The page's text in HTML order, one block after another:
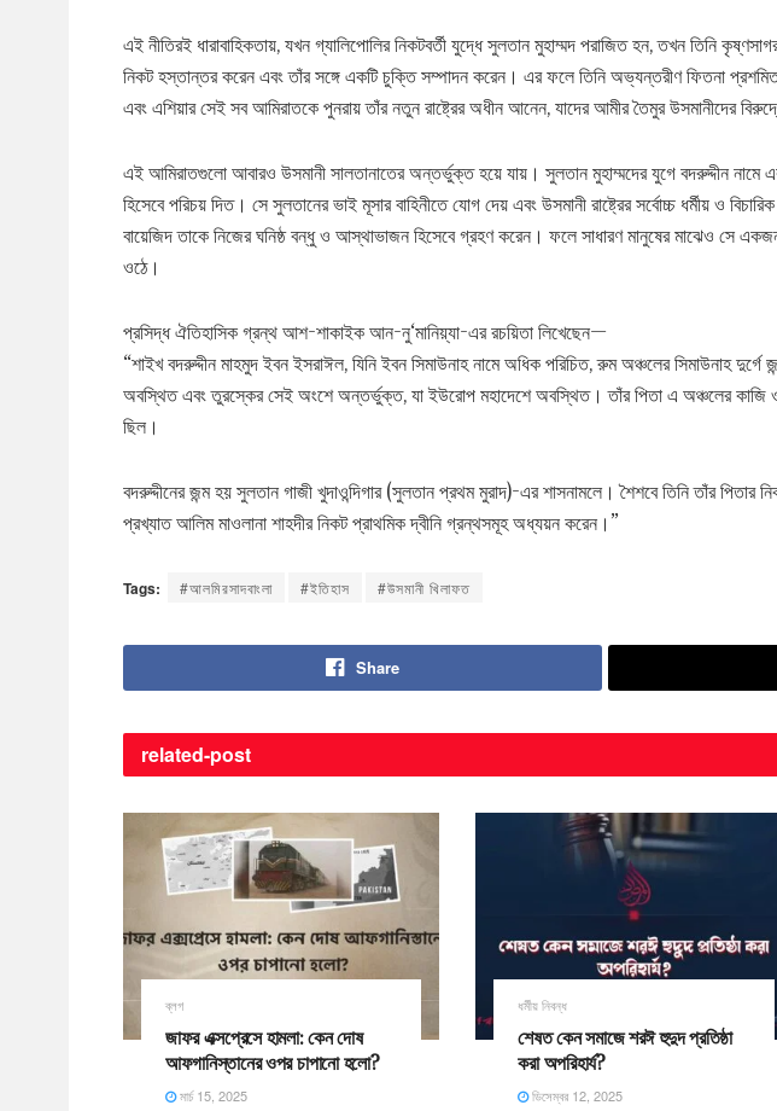
এই নীতিরই ধারাবাহিকতায়, যখন গ্যালিপোলির নিকটবর্তী যুদ্ধে সুলতান মুহাম্মদ পরাজিত হন, তখন তিনি
নিকট হস্তান্তর করেন এবং তাঁর সঙ্গে একটি চুক্তি সম্পাদন করেন। এর ফলে তিনি অভ্যন্তরীণ ফিতনা
এবং এশিয়ার সেই সব আমিরাতকে পুনরায় তাঁর নতুন রাষ্ট্রের অধীন আনেন, যাদের আমীর তৈমুর উসমানীদের
এই আমিরাতগুলো আবারও উসমানী সালতানাতের অন্তর্ভুক্ত হয়ে যায়। সুলতান মুহাম্মদের যুগে বদরুদ্দীন
হিসেবে পরিচয় দিত। সে সুলতানের ভাই মূসার বাহিনীতে যোগ দেয় এবং উসমানী রাষ্ট্রের সর্বোচ্চ ধর্মীয় ও
বায়েজিদ তাকে নিজের ঘনিষ্ঠ বন্ধু ও আস্থাভাজন হিসেবে গ্রহণ করেন। ফলে সাধারণ মানুষের মাঝেও সে
ওঠে।
প্রসিদ্ধ ঐতিহাসিক গ্রন্থ আশ-শাকাইক আন-নু‘মানিয়্যা-এর রচয়িতা লিখেছেন—
“শাইখ বদরুদ্দীন মাহমুদ ইবন ইসরাঈল, যিনি ইবন সিমাউনাহ নামে অধিক পরিচিত, রুম অঞ্চলের সিমাউনাহ
অবস্থিত এবং তুরস্কের সেই অংশে অন্তর্ভুক্ত, যা ইউরোপ মহাদেশে অবস্থিত। তাঁর পিতা এ অঞ্চলের কাজি ও
ছিল।
বদরুদ্দীনের জন্ম হয় সুলতান গাজী খুদাওন্দিগার (সুলতান প্রথম মুরাদ)-এর শাসনামলে। শৈশবে তিনি তাঁর
প্রখ্যাত আলিম মাওলানা শাহদীর নিকট প্রাথমিক দ্বীনি গ্রন্থসমূহ অধ্যয়ন করেন।”
Tags: #আলমিরসাদবাংলা #ইতিহাস #উসমানী খিলাফত
Share
related-post
ব্লগ
জাফর এক্সপ্রেসে হামলা: কেন দোষ
আফগানিস্তানের ওপর চাপানো হলো?
মার্চ 15, 2025
ধর্মীয় নিবন্ধ
শেষত কেন সমাজে শরঈ হুদুদ প্রতিষ্ঠা
করা অপরিহার্য?
ডিসেম্বর 12, 2025